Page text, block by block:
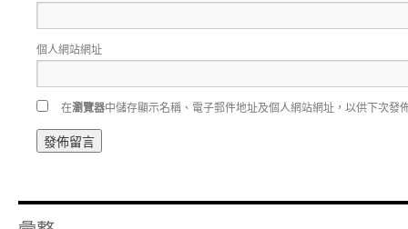
個人網站網址
在瀏覽器中儲存顯示名稱、電子郵件地址及個人網站網址，以供下次發